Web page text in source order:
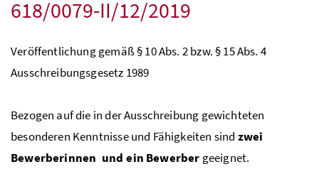
618/0079-II/12/2019
Veröffentlichung gemäß § 10Abs. 2bzw.§ 15Abs. 4
Ausschreibungsgesetz 1989
Bezogen auf die in der Ausschreibung gewichteten
besonderen Kenntnisse und Fähigkeiten sind zwei
Bewerberinnen und ein Bewerber geeignet.